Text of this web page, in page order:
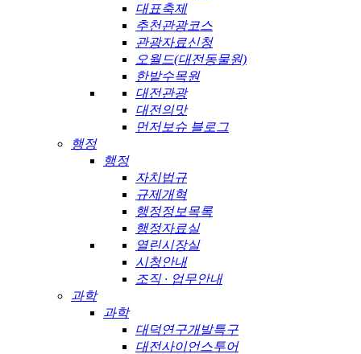
대표축제
추천관광코스
관광자료신청
오월드(대전동물원)
한밭수목원
대전관광
대전의맛
먼저보슈 블로그
행정
행정
자치법규
규제개혁
행정정보목록
행정자료실
열린시장실
시청안내
조직 · 업무안내
과학
과학
대덕연구개발특구
대전사이언스투어